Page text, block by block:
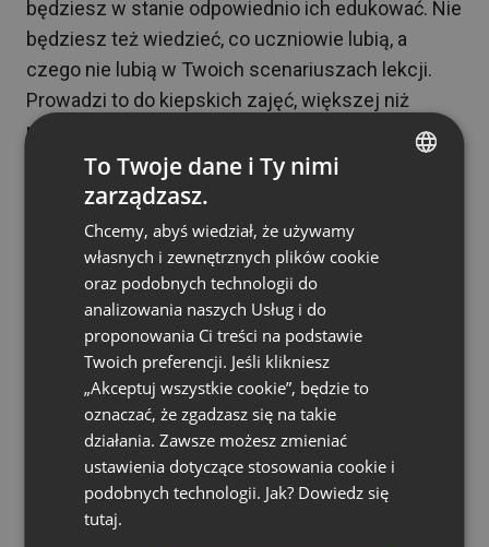
będziesz w stanie odpowiednio ich edukować. Nie
będziesz też wiedzieć, co uczniowie lubią, a
czego nie lubią w Twoich scenariuszach lekcji.
Prowadzi to do kiepskich zajęć, większej niż
przeciętna rotacji uczniów i prawie zerowego
marketingu szeptanego.
Regularna komunikacja może również pomóc
uczniom poczuć się bardziej komfortowo
podczas sesji. Gdy tak się stanie, uczniowie będą
lepiej przyswajać przekazywane im informacje.
Win-win!
Korepetycje online: tego nie
rób!
Nadszedł czas, aby porozmawiać o tym, czego nie
należy robić podczas korepetycji online. Jeśli uda
ci się uniknąć tych trzech rzeczy, zapewnisz
FRENCH
RUSSIAN
SPANISH
ITALIAN
To Twoje dane i Ty nimi
zarządzasz.
Chcemy, abyś wiedział, że używamy
własnych i zewnętrznych plików cookie
oraz podobnych technologii do
analizowania naszych Usług i do
proponowania Ci treści na podstawie
Twoich preferencji. Jeśli klikniesz
„Akceptuj wszystkie cookie”, będzie to
oznaczać, że zgadzasz się na takie
działania. Zawsze możesz zmieniać
ustawienia dotyczące stosowania cookie i
podobnych technologii. Jak? Dowiedz się
tutaj.